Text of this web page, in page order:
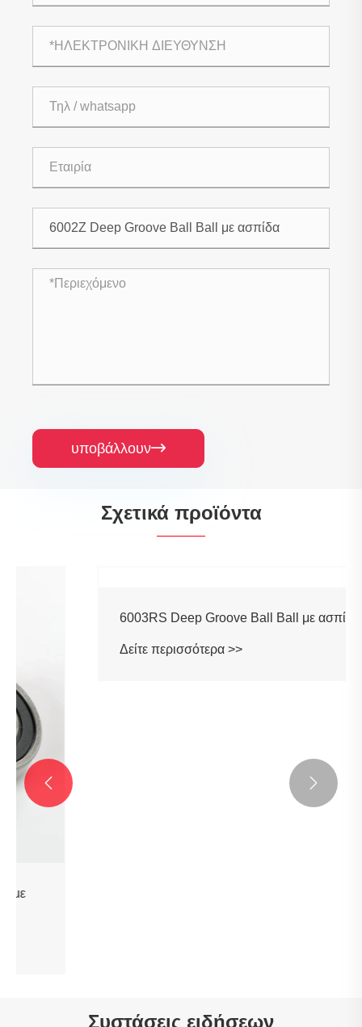
υποβάλλουν
Σχετικά προϊόντα
 
Συστάσεις ειδήσεων